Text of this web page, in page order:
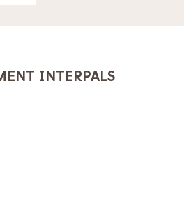
INTERPALS